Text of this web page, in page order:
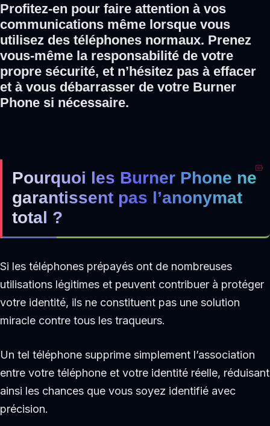
Profitez-en pour faire attention à vos
communications même lorsque vous
utilisez des téléphones normaux. Prenez
vous-même la responsabilité de votre
propre sécurité, et n’hésitez pas à effacer
et à vous débarrasser de votre Burner
Phone si nécessaire.
Pourquoi les Burner Phone ne
garantissent pas l’anonymat
total ?
Si les téléphones prépayés ont de nombreuses
utilisations légitimes et peuvent contribuer à protéger
votre identité, ils ne constituent pas une solution
miracle contre tous les traqueurs.
Un tel téléphone supprime simplement l’association
entre votre téléphone et votre identité réelle, réduisant
ainsi les chances que vous soyez identifié avec
précision.